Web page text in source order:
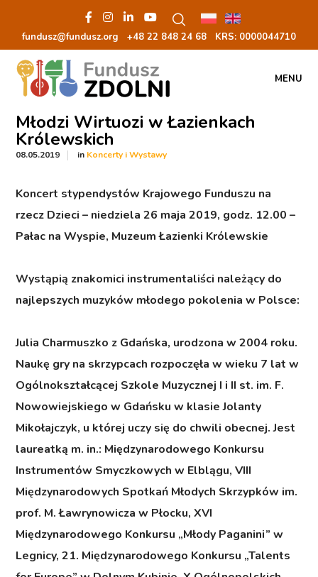
fundusz@fundusz.org +48 22 848 24 68 KRS: 0000044710
MENU
Młodzi Wirtuozi w Łazienkach
Królewskich
08.05.2019 in Koncerty i Wystawy
Koncert stypendystów Krajowego Funduszu na
rzecz Dzieci – niedziela 26 maja 2019, godz. 12.00 –
Pałac na Wyspie, Muzeum Łazienki Królewskie
Wystąpią znakomici instrumentaliści należący do
najlepszych muzyków młodego pokolenia w Polsce:
Julia Charmuszko z Gdańska, urodzona w 2004 roku.
Naukę gry na skrzypcach rozpoczęła w wieku 7 lat w
Ogólnokształcącej Szkole Muzycznej I i II st. im. F.
Nowowiejskiego w Gdańsku w klasie Jolanty
Mikołajczyk, u której uczy się do chwili obecnej. Jest
laureatką m. in.: Międzynarodowego Konkursu
Instrumentów Smyczkowych w Elblągu, VIII
Międzynarodowych Spotkań Młodych Skrzypków im.
prof. M. Ławrynowicza w Płocku, XVI
Międzynarodowego Konkursu „Młody Paganini” w
Legnicy, 21. Międzynarodowego Konkursu „Talents